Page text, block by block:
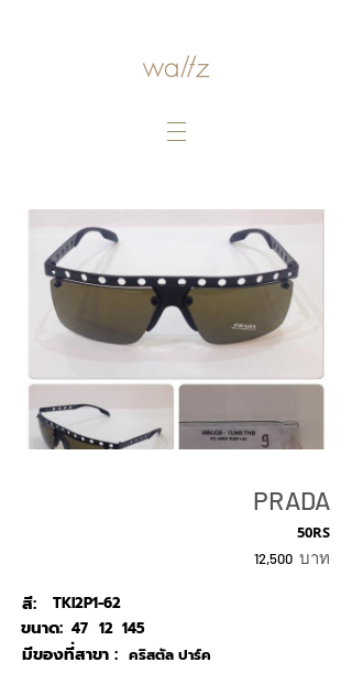
PRADA
50RS
12,500 บาท
สี:
TKI2P1-62
47
ขนาด: 12 145
คริสตัล ปาร์ค
มีของที่สาขา :